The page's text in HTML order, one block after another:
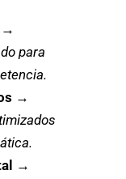
→
para
→
→